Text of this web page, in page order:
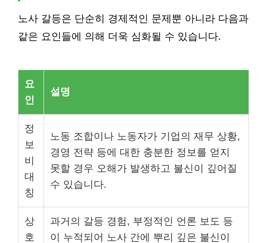
노사 갈등은 단순히 경제적인 문제뿐 아니라 다음과
같은 요인들에 의해 더욱 심화될 수 있습니다.
요
인
설명
정
보
비
대
칭
노동 조합이나 노동자가 기업의 재무 상황,
경영 전략 등에 대한 충분한 정보를 얻지
못할 경우 오해가 발생하고 불신이 깊어질
수 있습니다.
상
호
과거의 갈등 경험, 부정적인 언론 보도 등
이 누적되어 노사 간에 뿌리 깊은 불신이